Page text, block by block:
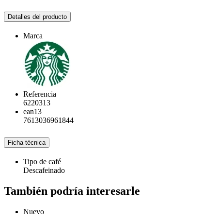
Detalles del producto
Marca
Referencia
6220313
ean13
7613036961844
Ficha técnica
Tipo de café
Descafeinado
También podría interesarle
Nuevo